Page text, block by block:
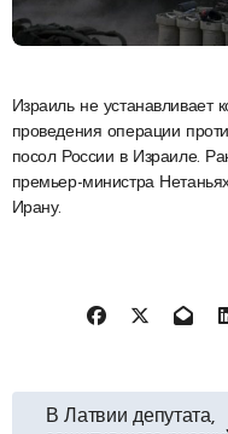
Израиль не устанавливает конкретные временные рамки для
проведения операции
посол России в Израиле.
премьер-министра
Ирану.
Навигация
В Латвии депутата,